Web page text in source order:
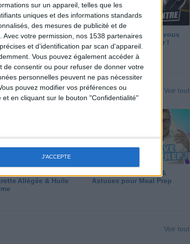
sur un appareil, telles que les
uniques et des informations standards
des mesures de publicité et de
Avec votre permission, nos 1538 partenaires
et d’identification par scan d'appareil.
Vous pouvez également accéder à
consentir ou pour refuser de donner votre
personnelles peuvent ne pas nécessiter
pouvez modifier vos préférences ou
en cliquant sur le bouton "Confidentialité"
J'ACCEPTE
la perte de poids ?
comment ?
Maigrir vite ? Ce que vous
devez vraiment savoir !
Voir tout
Allégée & Huile
Panga, Huile d'Olive &
Astuces pour Meal Prep
Voir tout